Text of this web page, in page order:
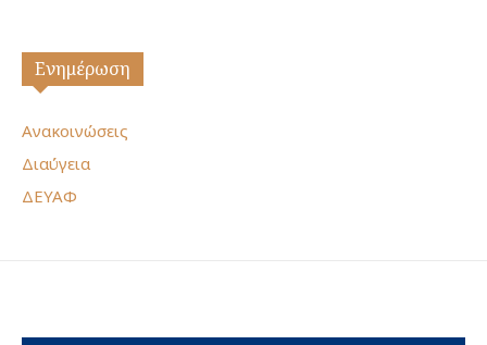
Ενημέρωση
Ανακοινώσεις
Διαύγεια
ΔΕΥΑΦ